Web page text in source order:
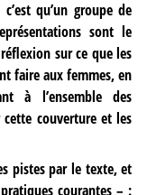
qu’un groupe de
sont le
sur ce que les
faire aux femmes, en
à l’ensemble des
couverture et les
pistes par le texte, et
courantes – :